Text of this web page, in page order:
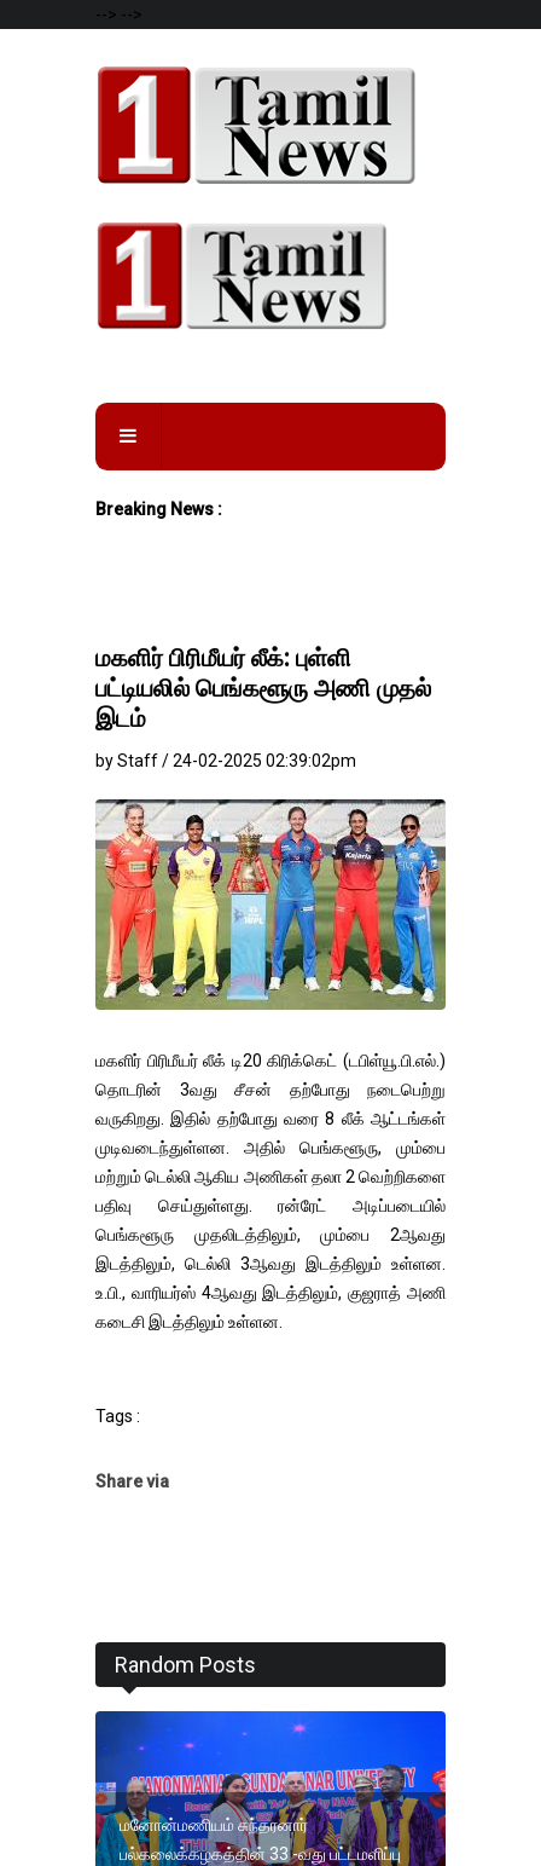
--> -->
Breaking News :
மகளிர் பிரிமீயர் லீக்: புள்ளி
பட்டியலில் பெங்களூரு அணி முதல்
இடம்
by Staff / 24-02-2025 02:39:02pm
மகளிர் பிரிமீயர் லீக் டி20 கிரிக்கெட் (டபிள்யூ.பி.எல்.)
தொடரின் 3வது சீசன் தற்போது நடைபெற்று
வருகிறது. இதில் தற்போது வரை 8 லீக் ஆட்டங்கள்
முடிவடைந்துள்ளன. அதில் பெங்களூரு, மும்பை
மற்றும் டெல்லி ஆகிய அணிகள் தலா 2 வெற்றிகளை
பதிவு செய்துள்ளது. ரன்ரேட் அடிப்படையில்
பெங்களூரு முதலிடத்திலும், மும்பை 2ஆவது
இடத்திலும், டெல்லி 3ஆவது இடத்திலும் உள்ளன.
உ.பி., வாரியர்ஸ் 4ஆவது இடத்திலும், குஜராத் அணி
கடைசி இடத்திலும் உள்ளன.
Tags :
Share via
Random Posts
மனோன்மணியம் சுந்தரனார்
பல்கலைக்கழகத்தின் 33 -வது பட்டமளிப்பு